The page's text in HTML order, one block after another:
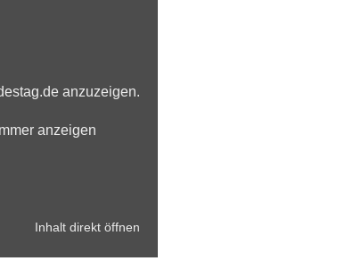
anzuzeigen.
anzeigen
Inhalt direkt öffnen